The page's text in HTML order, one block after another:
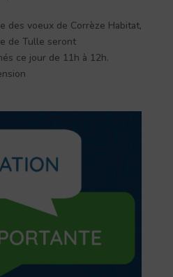
des voeux de Corrèze Habitat,
de Tulle seront
ce jour de 11h à 12h.